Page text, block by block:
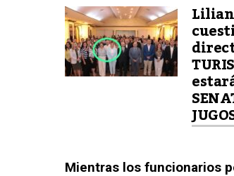
Mientras los funcionarios